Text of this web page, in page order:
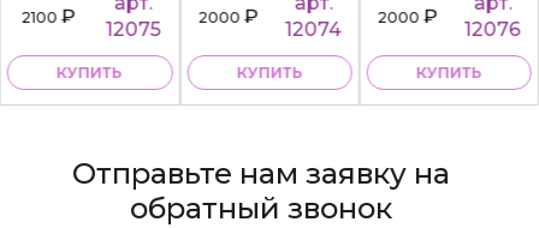
2100₽
12075
КУПИТЬ
2000₽
12074
КУПИТЬ
2000₽
12076
КУПИТЬ
Отправьте нам заявку на
обратный звонок